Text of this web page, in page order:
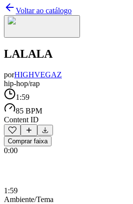
Voltar ao catálogo
LALALA
porHIGHVEGAZ
hip-hop/rap
1:59
85 BPM
Content ID
Comprar faixa
0:00
1:59
Ambiente/Tema